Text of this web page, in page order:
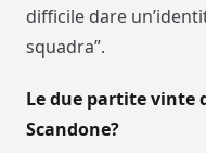
difficile dare
squadra”.
Le due partite vinte
Scandone?